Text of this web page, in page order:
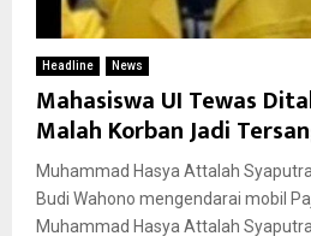
Headline News
Mahasiswa UI Tewas
Malah Korban Jadi
Muhammad Hasya Attalah
Budi Wahono mengendarai mobil
Muhammad Hasya Attalah